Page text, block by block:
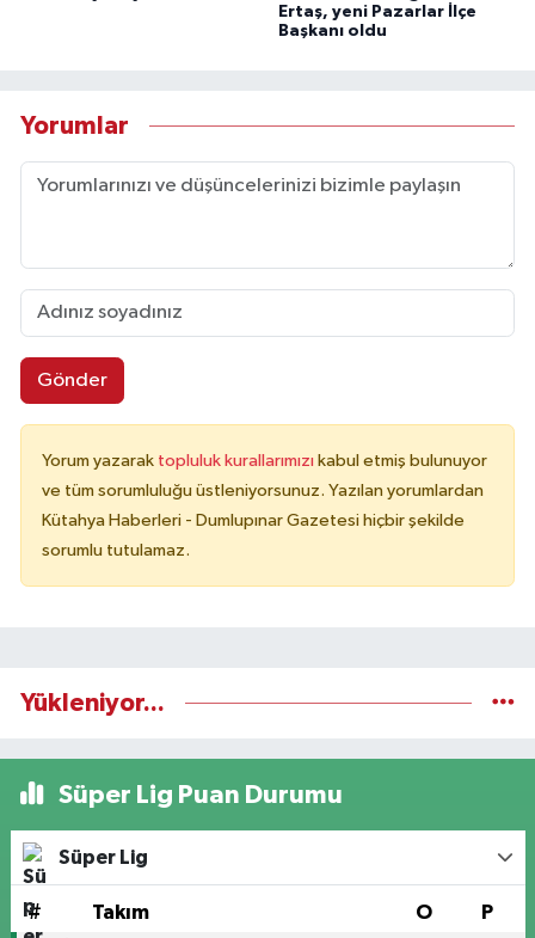
Ertaş, yeni Pazarlar İlçe
Başkanı oldu
Yorumlar
Gönder
Yorum yazarak topluluk kurallarımızı kabul etmiş bulunuyor
ve tüm sorumluluğu üstleniyorsunuz. Yazılan yorumlardan
Kütahya Haberleri - Dumlupınar Gazetesi hiçbir şekilde
sorumlu tutulamaz.
Yükleniyor...
Süper Lig Puan Durumu
Süper Lig
# Takım O P